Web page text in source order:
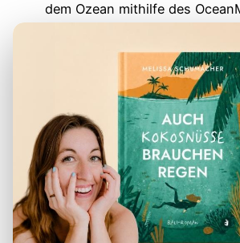
dem Ozean mithilfe des
Das Startup versendet jedes
Plastik und als
recyceltes Papier verwendet.
Seit kurzem kannst du zudem
OceanMatasymbolische
mit Schildkrötenabschließen.
TIPP: Auch beiPela Case
ökologische Handyhüllen und